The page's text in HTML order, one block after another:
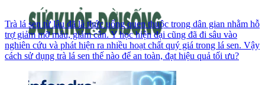
Trà lá sen từ lâu đã là thức uống quen thuộc trong dân gian nhằm hỗ
trợ giảm mỡ máu, giảm cân. Y học hiện đại cũng đã đi sâu vào
nghiên cứu và phát hiện ra nhiều hoạt chất quý giá trong lá sen. Vậy
cách sử dụng trà lá sen thế nào để an toàn, đạt hiệu quả tối ưu?